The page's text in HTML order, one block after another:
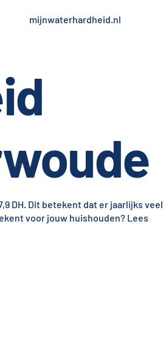
mijnwaterhardheid.nl
DH. Dit betekent dat er jaarlijks veel
voor jouw huishouden? Lees